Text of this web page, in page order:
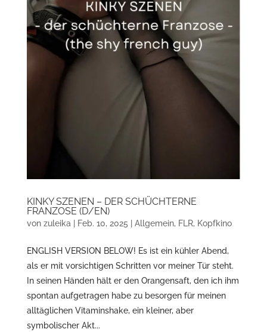
KINKY SZENEN – DER SCHÜCHTERNE
FRANZOSE (D/EN)
von zuleika Feb. 10, 2025 Allgemein, FLR, Kopfkino
ENGLISH VERSION BELOW! Es ist ein kühler Abend,
als er mit vorsichtigen Schritten vor meiner Tür steht.
In seinen Händen hält er den Orangensaft, den ich ihm
spontan aufgetragen habe zu besorgen für meinen
alltäglichen Vitaminshake, ein kleiner, aber
symbolischer Akt...